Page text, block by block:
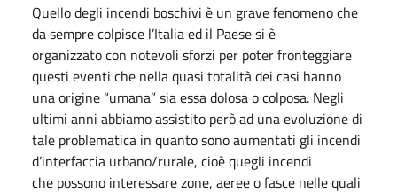
Quello degli incendi boschivi è un grave fenomeno che
da sempre colpisce l’Italia ed il Paese si è
organizzato con notevoli sforzi per poter fronteggiare
questi eventi che nella quasi totalità dei casi hanno
una origine “umana” sia essa dolosa o colposa. Negli
ultimi anni abbiamo assistito però ad una evoluzione di
tale problematica in quanto sono aumentati gli incendi
d’interfaccia urbano/rurale, cioè quegli incendi
che possono interessare zone, aeree o fasce nelle quali